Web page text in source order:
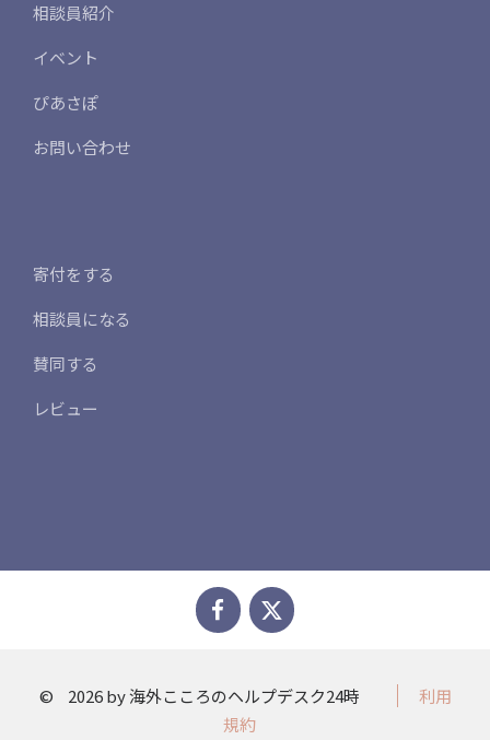
相談員紹介
イベント
ぴあさぽ
お問い合わせ
寄付をする
相談員になる
賛同する
レビュー
© 2026 by 海外こころのヘルプデスク24時
利用
規約